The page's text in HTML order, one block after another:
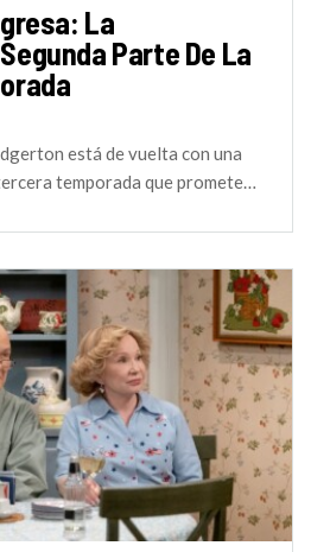
La
Parte De La
está de vuelta con una
temporada que promete…